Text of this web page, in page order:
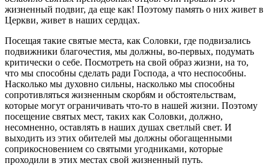
жизненный подвиг, да еще как! Поэтому память о них живет в
Церкви, живет в наших сердцах.
Посещая такие святые места, как Соловки, где подвизались
подвижники благочестия, мы должны, во-первых, подумать
критически о себе. Посмотреть на свой образ жизни, на то,
что мы способны сделать ради Господа, а что неспособны.
Насколько мы духовно сильны, насколько мы способны
сопротивляться жизненным скорбям и обстоятельствам,
которые могут ограничивать что-то в нашей жизни. Поэтому
посещение святых мест, таких как Соловки, должно,
несомненно, оставлять в наших душах светлый свет. И
выходить из этих обителей мы должны обогащенными
соприкосновением со святыми угодниками, которые
проходили в этих местах свой жизненный путь.